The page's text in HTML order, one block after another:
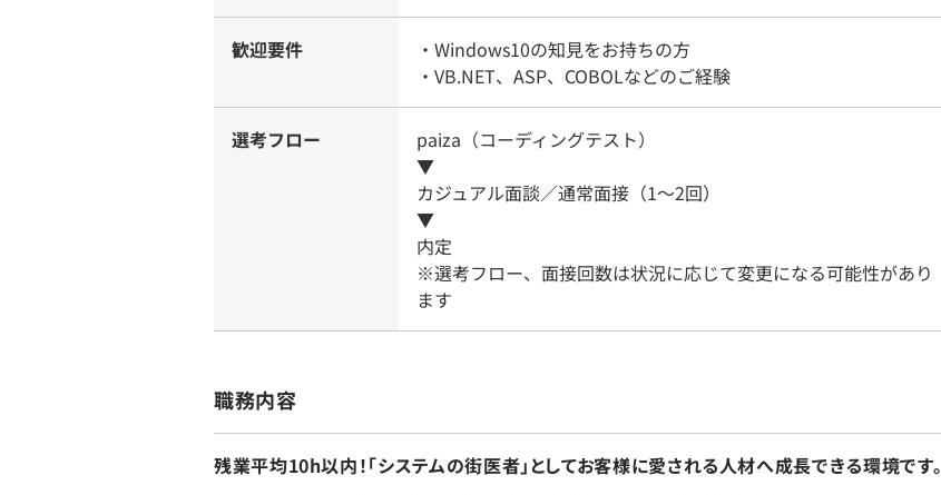
歓迎要件
・Windows10の知見をお持ちの方
・VB.NET、ASP、COBOLなどのご経験
選考フロー
paiza（コーディングテスト）
▼
カジュアル面談／通常面接（1～2回）
▼
内定
※選考フロー、面接回数は状況に応じて変更になる可能性があり
ます
職務内容
残業平均10h以内！「システムの街医者」としてお客様に愛される人材へ成長できる環境です。